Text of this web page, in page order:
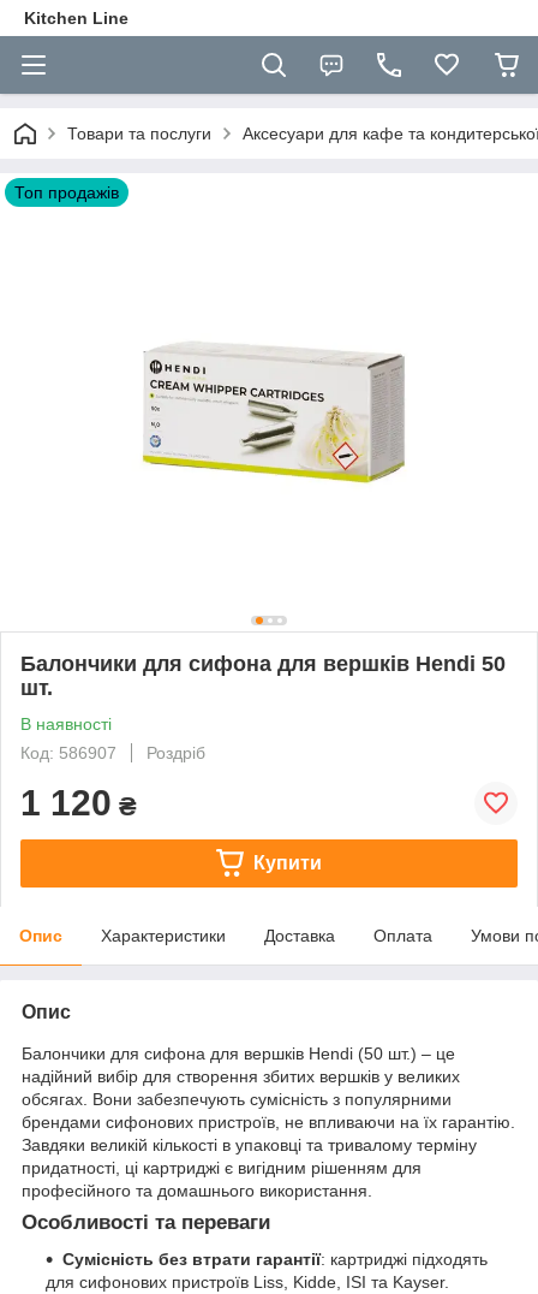
Kitchen Line
Товари та послуги Аксесуари для кафе та
Топ продажів
Балончики для сифона для вершків Hendi 50
шт.
В наявності
Код: 586907
Роздріб
1 120 ₴
Купити
Опис Характеристики Доставка Оплата Умови
Опис
Балончики для сифона для вершків Hendi (50 шт.) – це
надійний вибір для створення збитих вершків у великих
обсягах. Вони забезпечують сумісність з популярними
брендами сифонових пристроїв, не впливаючи на їх гарантію.
Завдяки великій кількості в упаковці та тривалому терміну
придатності, ці картриджі є вигідним рішенням для
професійного та домашнього використання.
Особливості та переваги
Сумісність без втрати гарантії: картриджі підходять
для сифонових пристроїв Liss, Kidde, ISI та Kayser.